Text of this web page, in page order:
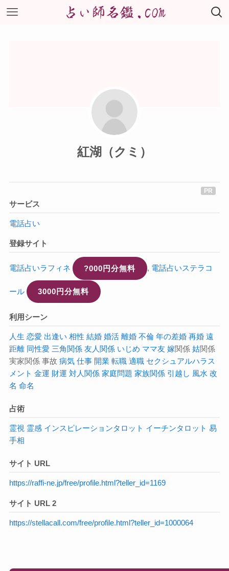
紅湖（クミ）
サービス
電話占い
登録サイト
電話占いラフィネ ?000円分無料 , 電話占いステラコ
ール 3000円分無料
利用シーン
人生 恋愛 出逢い 相性 結婚 婚活 離婚 不倫 年の差婚 再婚 遠
距離 同性愛 三角関係 友人関係 いじめ ママ友 嫁関係 姑関係
実家関係 事故 病気 仕事 開業 転職 適職 セクシュアルハラス
メント 金運 財運 対人関係 家庭問題 家族関係 引越し 風水 改
名 命名
占術
霊視 霊感 インスピレーションタロット イーチンタロット 易
手相
サイト URL
https://raffi-ne.jp/free/profile.html?teller_id=1169
サイト URL 2
https://stellacall.com/free/profile.html?teller_id=1000064